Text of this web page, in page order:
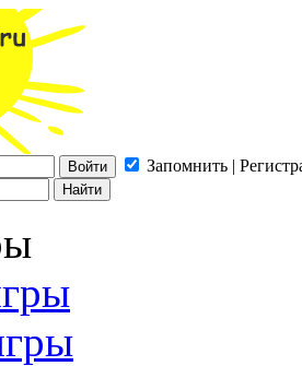
Запомнить |